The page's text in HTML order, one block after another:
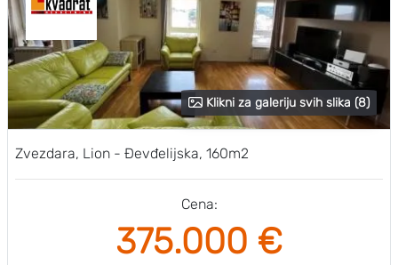
Klikni za galeriju svih slika (8)
Zvezdara, Lion - Đevđelijska, 160m2
Cena:
375.000 €